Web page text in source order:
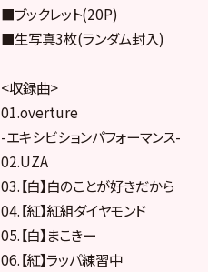
■ブックレット(20P)
■生写真3枚(ランダム封入)
<収録曲>
01.overture
-エキシビションパフォーマンス-
02.UZA
03.【白】白のことが好きだから
04.【紅】紅組ダイヤモンド
05.【白】まこきー
06.【紅】ラッパ練習中